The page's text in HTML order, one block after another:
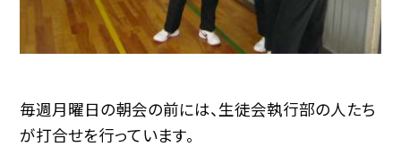
毎週月曜日の朝会の前には、生徒会執行部の人たち
が打合せを行っています。